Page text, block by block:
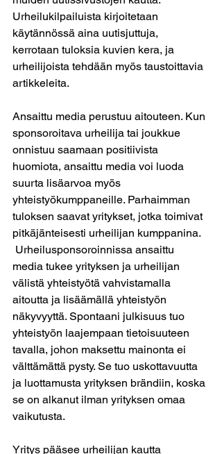
Urheilukilpailuista kirjoitetaan
käytännössä aina uutisjuttuja,
kerrotaan tuloksia kuvien kera, ja
urheilijoista tehdään myös taustoittavia
artikkeleita.
Ansaittu media perustuu aitouteen. Kun
sponsoroitava urheilija tai joukkue
onnistuu saamaan positiivista
huomiota, ansaittu media voi luoda
suurta lisäarvoa myös
yhteistyökumppaneille. Parhaimman
tuloksen saavat yritykset, jotka toimivat
pitkäjänteisesti urheilijan kumppanina.
Urheilusponsoroinnissa ansaittu
media tukee yrityksen ja urheilijan
välistä yhteistyötä vahvistamalla
aitoutta ja lisäämällä yhteistyön
näkyvyyttä. Spontaani julkisuus tuo
yhteistyön laajempaan tietoisuuteen
tavalla, johon maksettu mainonta ei
välttämättä pysty. Se tuo uskottavuutta
ja luottamusta yrityksen brändiin, koska
se on alkanut ilman yrityksen omaa
vaikutusta.
Yritys pääsee urheilijan kautta